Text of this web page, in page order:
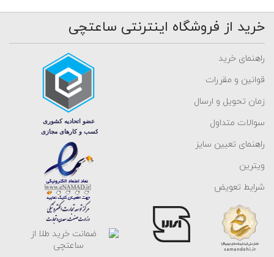
خرید از فروشگاه اینترنتی ساعتچی
راهنمای خرید
قوانین و مقررات
زمان تحویل و ارسال
سوالات متداول
راهنمای تعیین سایز
ویترین
شرایط تعویض